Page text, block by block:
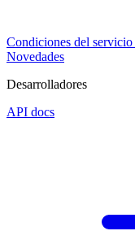
Condiciones del servicio
Novedades
Desarrolladores
API docs